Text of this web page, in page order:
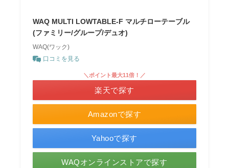
WAQ MULTI LOWTABLE-F マルチローテーブル
(ファミリー/グループ/デュオ)
WAQ(ワック)
口コミを見る
Amazonで探す
＼ポイント最大11倍！／
楽天で探す
Yahooで探す
WAQオンラインストアで探す